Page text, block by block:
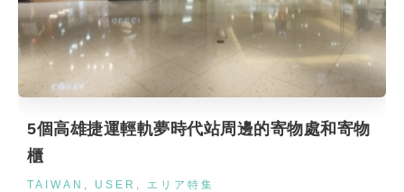
5個高雄捷運輕軌夢時代站周邊的寄物處和寄物
櫃
TAIWAN , USER , エリア特集